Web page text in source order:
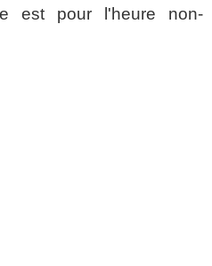
est pour l'heure non-